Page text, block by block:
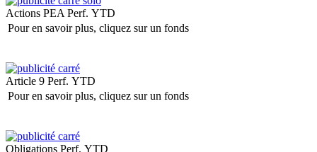
Actions PEA Perf. YTD
Pour en savoir plus, cliquez sur un fonds
Article 9 Perf. YTD
Pour en savoir plus, cliquez sur un fonds
Obligations Perf. YTD